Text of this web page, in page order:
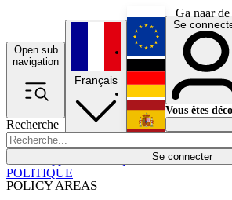
Ga naar
Open sub
navigation
Recherche
Se connecter
POLICY AREAS
Économie
Français
English
Deutsch
Español
Se
Vous êtes
POLITIQUE